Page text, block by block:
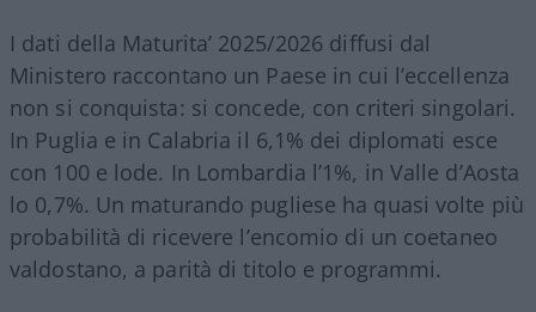
I dati della Maturita’ 2025/2026 diffusi dal
Ministero raccontano un Paese in cui l’eccellenza
non si conquista: si concede, con criteri singolari.
In Puglia e in Calabria il 6,1% dei diplomati esce
con 100 e lode. In Lombardia l’1%, in Valle d’Aosta
lo 0,7%. Un maturando pugliese ha quasi volte più
probabilità di ricevere l’encomio di un coetaneo
valdostano, a parità di titolo e programmi.